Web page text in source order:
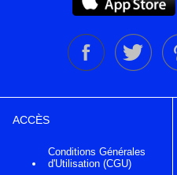
ACCÈS
Conditions Générales
d'Utilisation (CGU)